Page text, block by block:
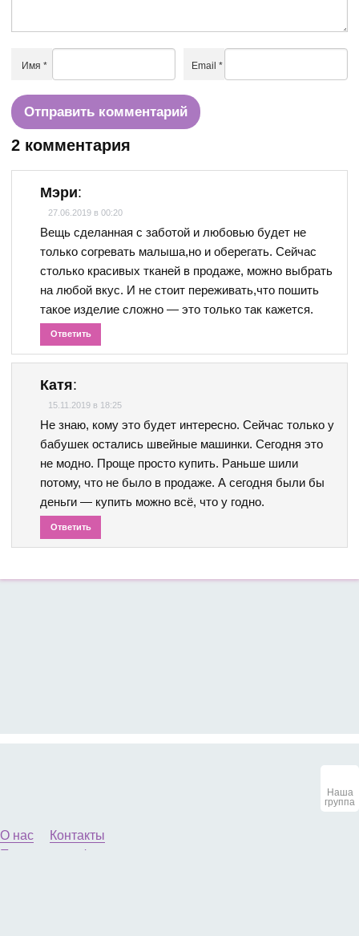
Имя* Email *
2 комментария
Мэри:
27.06.2019 в 00:20
Вещь сделанная с заботой и любовью будет не
только согревать малыша,но и оберегать. Сейчас
столько красивых тканей в продаже, можно выбрать
на любой вкус. И не стоит переживать,что пошить
такое изделие сложно — это только так кажется.
Ответить
Катя:
15.11.2019 в 18:25
Не знаю, кому это будет интересно. Сейчас только у
бабушек остались швейные машинки. Сегодня это
не модно. Проще просто купить. Раньше шили
потому, что не было в продаже. А сегодня были бы
деньги — купить можно всё, что у годно.
Ответить
Наша
группа
О нас
Контакты
Политика конфиденциальности